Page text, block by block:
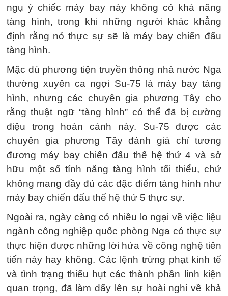
ngụ ý chiếc máy bay này không có khả năng
tàng hình, trong khi những người khác khẳng
định rằng nó thực sự sẽ là máy bay chiến đấu
tàng hình.
Mặc dù phương tiện truyền thông nhà nước Nga
thường xuyên ca ngợi Su-75 là máy bay tàng
hình, nhưng các chuyên gia phương Tây cho
rằng thuật ngữ “tàng hình” có thể đã bị cường
điệu trong hoàn cảnh này. Su-75 được các
chuyên gia phương Tây đánh giá chỉ tương
đương máy bay chiến đấu thế hệ thứ 4 và sở
hữu một số tính năng tàng hình tối thiểu, chứ
không mang đầy đủ các đặc điểm tàng hình như
máy bay chiến đấu thế hệ thứ 5 thực sự.
Ngoài ra, ngày càng có nhiều lo ngại về việc liệu
ngành công nghiệp quốc phòng Nga có thực sự
thực hiện được những lời hứa về công nghệ tiên
tiến này hay không. Các lệnh trừng phạt kinh tế
và tình trạng thiếu hụt các thành phần linh kiện
quan trọng, đã làm dấy lên sự hoài nghi về khả